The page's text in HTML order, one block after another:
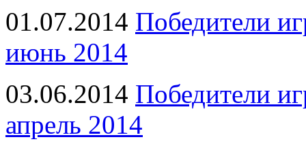
01.07.2014 Победители
июнь 2014
03.06.2014 Победители
апрель 2014